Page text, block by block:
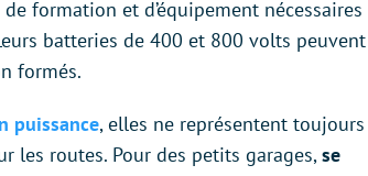
formation et d’équipement nécessaires
batteries de 400 et 800 volts peuvent
formés.
puissance, elles ne représentent toujours
les routes. Pour des petits garages,se